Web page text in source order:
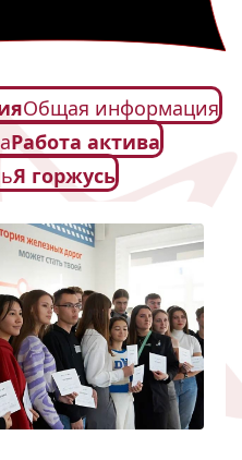
Общая информация
Работа актива
Я горжусь